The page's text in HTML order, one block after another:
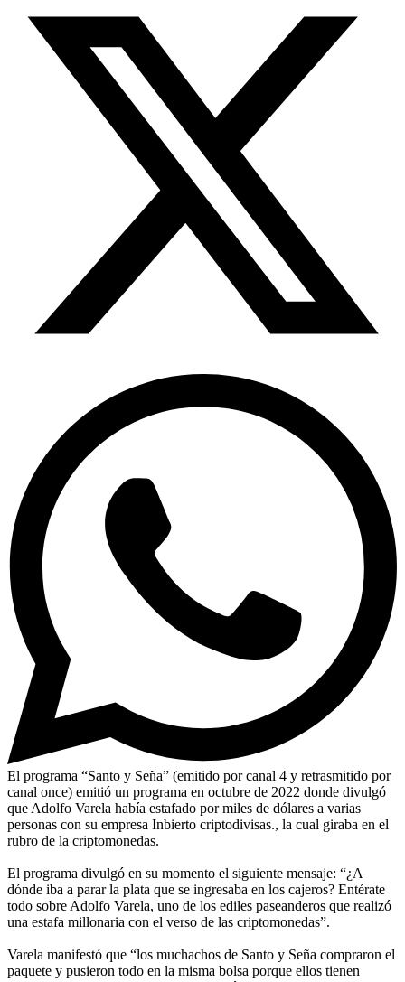
El programa “Santo y Seña” (emitido por canal 4 y retrasmitido por
canal once) emitió un programa en octubre de 2022 donde divulgó
que Adolfo Varela había estafado por miles de dólares a varias
personas con su empresa Inbierto criptodivisas., la cual giraba en el
rubro de la criptomonedas.
El programa divulgó en su momento el siguiente mensaje: “¿A
dónde iba a parar la plata que se ingresaba en los cajeros? Entérate
todo sobre Adolfo Varela, uno de los ediles paseanderos que realizó
una estafa millonaria con el verso de las criptomonedas”.
Varela manifestó que “los muchachos de Santo y Seña compraron el
paquete y pusieron todo en la misma bolsa porque ellos tienen